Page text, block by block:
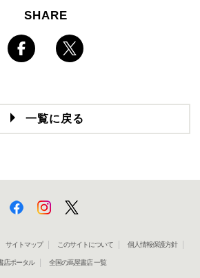
SHARE
一覧に戻る
サイトマップ このサイトについて 個人情報保護方針
店ポータル 全国の蔦屋書店 一覧